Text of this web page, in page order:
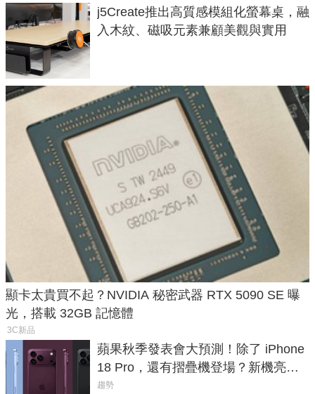
j5Create推出高質感模組化螢幕桌，融
入木紋、磁吸元素兼顧美觀與實用
顯卡太貴買不起？NVIDIA 秘密武器 RTX 5090 SE 曝
光，搭載 32GB 記憶體
3C新品
蘋果秋季發表會大預測！除了 iPhone
18 Pro，還有摺疊機登場？新機亮點
預測一次看
趨勢